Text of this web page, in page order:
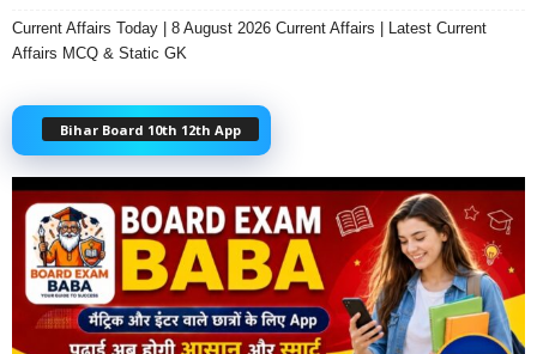
Current Affairs Today | 8 August 2026 Current Affairs | Latest Current
Affairs MCQ & Static GK
Bihar Board 10th 12th App